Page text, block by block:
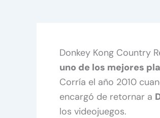
Donkey Kong Country
uno de los mejores
Corría el año 2010
encargó de retornar a
los videojuegos.